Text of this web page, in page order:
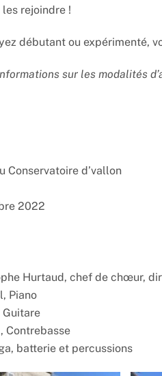
rejoindre !
débutant ou expérimenté,
sur les modalités
Conservatoire d’vallon
2022
Hurtaud, chef de chœur,
Piano
Guitare
Contrebasse
batterie et percussions